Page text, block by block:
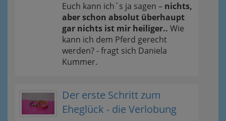
Euch kann ich´s ja sagen – nichts,
aber schon absolut überhaupt
gar nichts ist mir heiliger.. Wie
kann ich dem Pferd gerecht
werden? - fragt sich Daniela
Kummer.
Der erste Schritt zum
Eheglück - die Verlobung